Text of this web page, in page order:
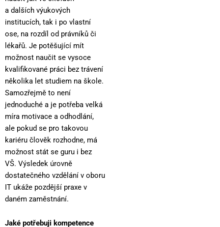
a dalších výukových
institucích, tak i po vlastní
ose, na rozdíl od právníků či
lékařů. Je potěšující mít
možnost naučit se vysoce
kvalifikované práci bez trávení
několika let studiem na škole.
Samozřejmě to není
jednoduché a je potřeba velká
míra motivace a odhodlání,
ale pokud se pro takovou
kariéru člověk rozhodne, má
možnost stát se guru i bez
VŠ. Výsledek úrovně
dostatečného vzdělání v oboru
IT ukáže pozdější praxe v
daném zaměstnání.
Jaké potřebuji kompetence